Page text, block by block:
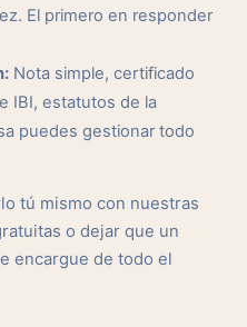
El primero en responder
Nota simple, certificado
IBI, estatutos de la
puedes gestionar todo
tú mismo con nuestras
o dejar que un
encargue de todo el